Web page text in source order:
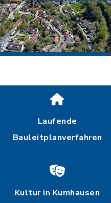
Laufende
Bauleitplanverfahren
Kultur in Kumhausen